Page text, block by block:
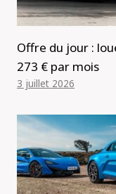
Offre du jour :
273 € par mois
3 juillet 2026